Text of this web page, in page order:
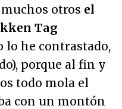
otros el
Tag
lo he contrastado,
porque al fin y
todo mola el
con un montón